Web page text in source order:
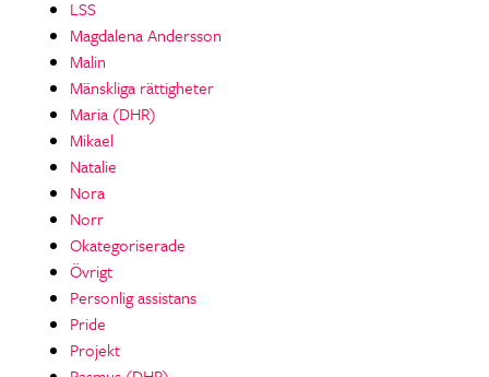
LSS
Magdalena Andersson
Malin
Mänskliga rättigheter
Maria (DHR)
Mikael
Natalie
Nora
Norr
Okategoriserade
Övrigt
Personlig assistans
Pride
Projekt